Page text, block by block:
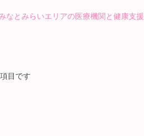
なとみらいエリアの医療機関と健康支援
目です